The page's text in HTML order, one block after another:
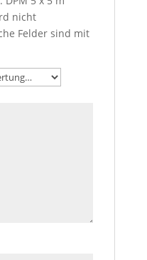
nicht
Felder sind mit